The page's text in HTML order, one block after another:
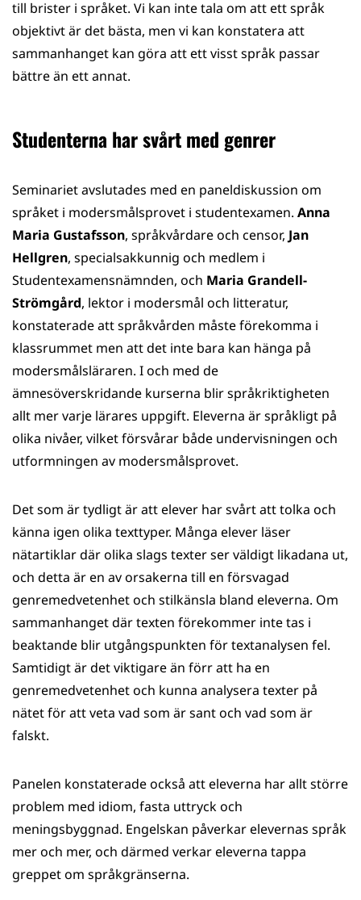
till brister i språket. Vi kan inte tala om att ett språk
objektivt är det bästa, men vi kan konstatera att
sammanhanget kan göra att ett visst språk passar
bättre än ett annat.
Studenterna har svårt med genrer
Seminariet avslutades med en paneldiskussion om
språket i modersmålsprovet i studentexamen. Anna
Maria Gustafsson, språkvårdare och censor, Jan
Hellgren, specialsakkunnig och medlem i
Studentexamensnämnden, och Maria Grandell-
Strömgård, lektor i modersmål och litteratur,
konstaterade att språkvården måste förekomma i
klassrummet men att det inte bara kan hänga på
modersmålsläraren. I och med de
ämnesöverskridande kurserna blir språkriktigheten
allt mer varje lärares uppgift. Eleverna är språkligt på
olika nivåer, vilket försvårar både undervisningen och
utformningen av modersmålsprovet.
Det som är tydligt är att elever har svårt att tolka och
känna igen olika texttyper. Många elever läser
nätartiklar där olika slags texter ser väldigt likadana ut,
och detta är en av orsakerna till en försvagad
genremedvetenhet och stilkänsla bland eleverna. Om
sammanhanget där texten förekommer inte tas i
beaktande blir utgångspunkten för textanalysen fel.
Samtidigt är det viktigare än förr att ha en
genremedvetenhet och kunna analysera texter på
nätet för att veta vad som är sant och vad som är
falskt.
Panelen konstaterade också att eleverna har allt större
problem med idiom, fasta uttryck och
meningsbyggnad. Engelskan påverkar elevernas språk
mer och mer, och därmed verkar eleverna tappa
greppet om språkgränserna.